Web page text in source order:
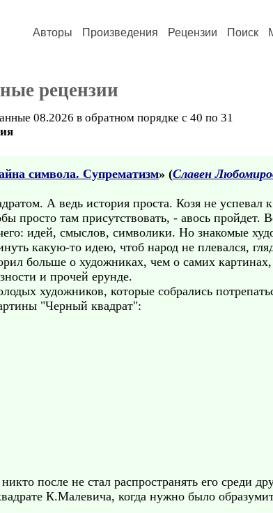
Авторы Произведения Рецензии Поиск
рецензии
08.2026 в обратном порядке с 40 по 31
символа. Супрематизм» (Славен
А ведь история проста. Козя не успевал
просто там присутствовать, - авось пройдет.
идей, смыслов, символики. Но знакомые
какую-то идею, чтоб народ не плевался,
больше о художниках, чем о самих
и прочей ерунде.
художников, которые собрались
"Черный квадрат":
после не стал распространять его среди
К.Малевича, когда нужно было